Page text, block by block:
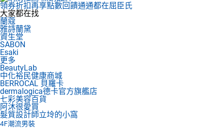
領券折扣再享點數回饋通通都在屈臣氏
大家都在找
蘭蔻
雅詩蘭黛
資生堂
SABON
Esaki
更多
BeautyLab
中化裕民健康商城
BERROCAL 貝羅卡
dermalogica德卡官方旗艦店
七彩美容百貨
阿沐很愛買
髮質設計師立坽的小窩
4F潮流男裝